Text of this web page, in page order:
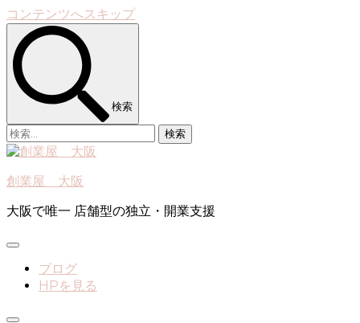
コンテンツへスキップ
検索
検
索:
創業屋 大阪
大阪で唯一 店舗型の独立・開業支援
ブログ
HPを見る